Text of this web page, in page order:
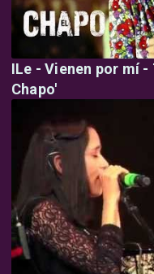
ILe - Vienen por mí -
Chapo'